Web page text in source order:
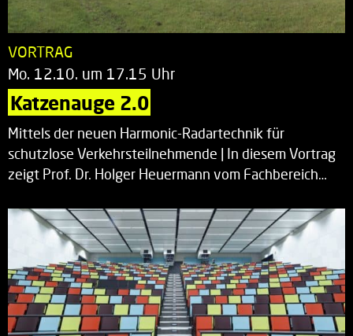
VORTRAG
Mo. 12.10. um 17.15 Uhr
Katzenauge 2.0
Mittels der neuen Harmonic-Radartechnik für
schutzlose Verkehrsteilnehmende | In diesem Vortrag
zeigt Prof. Dr. Holger Heuermann vom Fachbereich…